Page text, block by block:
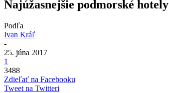
Najúžasnejšie podmorské hotely
Podľa
Ivan Kráľ
-
25. júna 2017
1
3488
Zdieľať na Facebooku
Tweet na Twitteri